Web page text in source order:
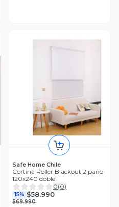
Safe Home Chile
Cortina Roller Blackout 2 paño
120x240 doble
0(0)
15% $58.990
$69.990